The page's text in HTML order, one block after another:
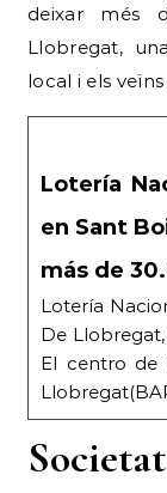
deixar més
Llobregat,
local i els
Lotería
en Sant
más de
Lotería
De
El centro de